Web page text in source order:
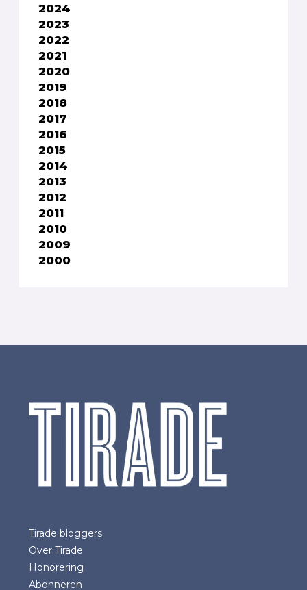
2024
2023
2022
2021
2020
2019
2018
2017
2016
2015
2014
2013
2012
2011
2010
2009
2000
Tirade bloggers
Over Tirade
Honorering
Abonneren